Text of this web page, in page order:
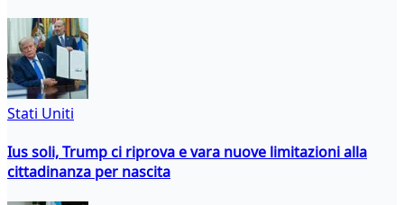
Stati Uniti
Ius soli, Trump ci riprova e vara nuove limitazioni alla
cittadinanza per nascita